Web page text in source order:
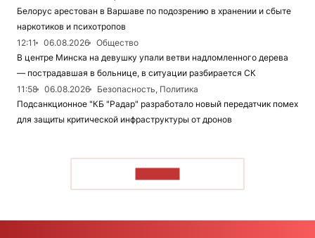
Белорус арестован в Варшаве по подозрению в хранении и сбыте
наркотиков и психотропов
12:11
06.08.2026
Общество
В центре Минска на девушку упали ветви надломленного дерева
— пострадавшая в больнице, в ситуации разбирается СК
11:58
06.08.2026
Безопасность, Политика
Подсанкционное "КБ "Радар" разработало новый передатчик помех
для защиты критической инфраструктуры от дронов